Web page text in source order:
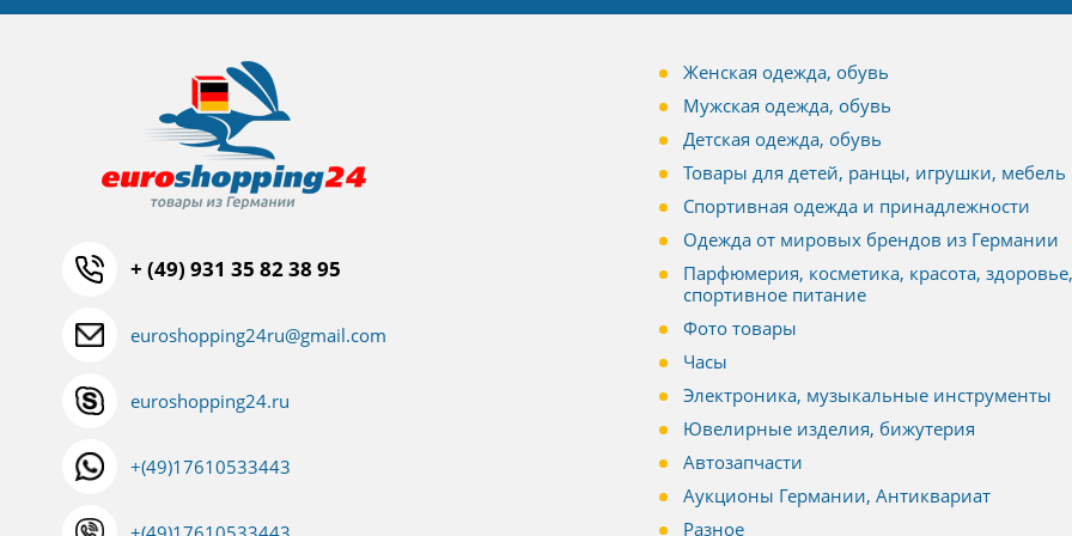
+ (49) 931 35 82 38 95
euroshopping24ru@gmail.com
euroshopping24.ru
+(49)17610533443
Женская одежда, обувь
Мужская одежда, обувь
Детская одежда, обувь
Товары для детей, ранцы, игрушки, мебель
Спортивная одежда и принадлежности
Одежда от мировых брендов из Германии
Парфюмерия, косметика, красота, здоровье,
спортивное питание
Фото товары
Часы
Электроника, музыкальные инструменты
Ювелирные изделия, бижутерия
Автозапчасти
Аукционы Германии, Антиквариат
Разное